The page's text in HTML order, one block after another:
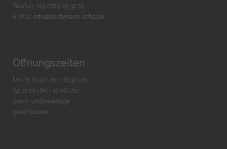
Telefon: +49 (0)89 29 32 70
E-Mail: info@bachmann-scher.de
Öffnungszeiten
Mo-Fr. 10:30 Uhr - 18:30 Uhr
Sa. 11:00 Uhr - 15.00 Uhr
Sonn- und Feiertage
geschlossen